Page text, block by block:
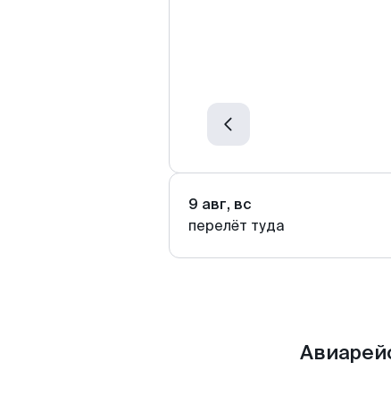
9 авг, вс
перелёт туда